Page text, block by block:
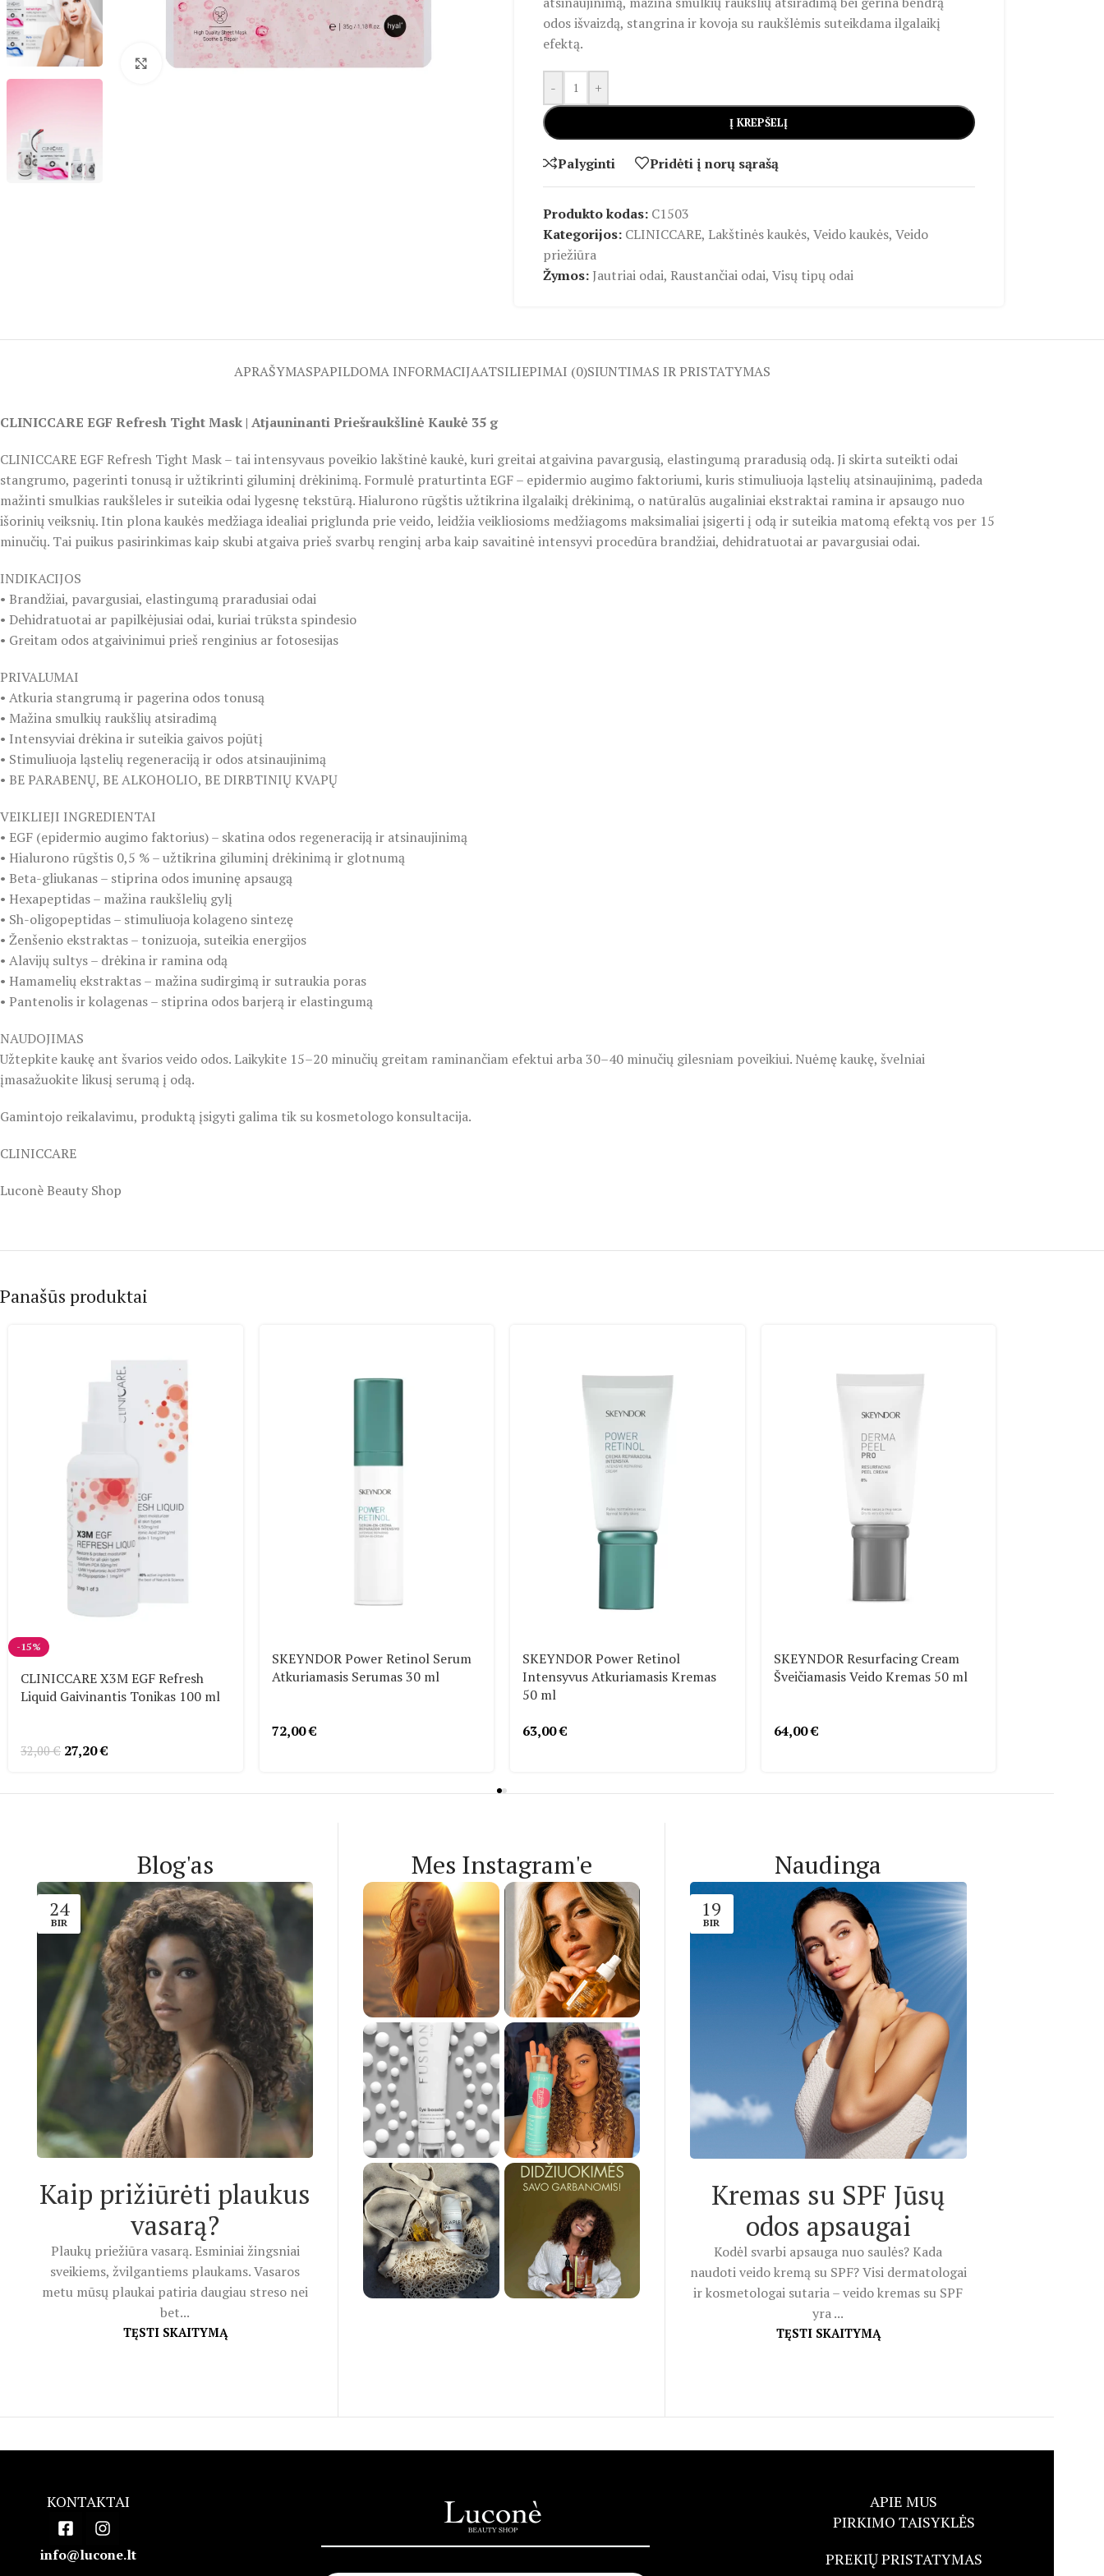
Spustelėkite, kad padidintumėte
odos išvaizdą, stangrina ir kovoja su raukšlėmis suteikdama ilgalaikį
efektą.
- +
Į KREPŠELĮ
Palyginti Pridėti į norų sąrašą
Produkto kodas: C1503
Kategorijos: CLINICCARE, Lakštinės kaukės, Veido kaukės, Veido
priežiūra
Žymos: Jautriai odai, Raustančiai odai, Visų tipų odai
APRAŠYMASPAPILDOMA INFORMACIJAATSILIEPIMAI (0)SIUNTIMAS IR PRISTATYMAS
CLINICCARE EGF Refresh Tight Mask | Atjauninanti Priešraukšlinė Kaukė 35 g
CLINICCARE EGF Refresh Tight Mask – tai intensyvaus poveikio lakštinė kaukė, kuri greitai atgaivina pavargusią, elastingumą praradusią odą. Ji skirta suteikti odai
stangrumo, pagerinti tonusą ir užtikrinti giluminį drėkinimą. Formulė praturtinta EGF – epidermio augimo faktoriumi, kuris stimuliuoja ląstelių atsinaujinimą, padeda
mažinti smulkias raukšleles ir suteikia odai lygesnę tekstūrą. Hialurono rūgštis užtikrina ilgalaikį drėkinimą, o natūralūs augaliniai ekstraktai ramina ir apsaugo nuo
išorinių veiksnių. Itin plona kaukės medžiaga idealiai priglunda prie veido, leidžia veikliosioms medžiagoms maksimaliai įsigerti į odą ir suteikia matomą efektą vos per 15
minučių. Tai puikus pasirinkimas kaip skubi atgaiva prieš svarbų renginį arba kaip savaitinė intensyvi procedūra brandžiai, dehidratuotai ar pavargusiai odai.
INDIKACIJOS
• Brandžiai, pavargusiai, elastingumą praradusiai odai
• Dehidratuotai ar papilkėjusiai odai, kuriai trūksta spindesio
• Greitam odos atgaivinimui prieš renginius ar fotosesijas
PRIVALUMAI
• Atkuria stangrumą ir pagerina odos tonusą
• Mažina smulkių raukšlių atsiradimą
• Intensyviai drėkina ir suteikia gaivos pojūtį
• Stimuliuoja ląstelių regeneraciją ir odos atsinaujinimą
• BE PARABENŲ, BE ALKOHOLIO, BE DIRBTINIŲ KVAPŲ
VEIKLIEJI INGREDIENTAI
• EGF (epidermio augimo faktorius) – skatina odos regeneraciją ir atsinaujinimą
• Hialurono rūgštis 0,5 % – užtikrina giluminį drėkinimą ir glotnumą
• Beta-gliukanas – stiprina odos imuninę apsaugą
• Hexapeptidas – mažina raukšlelių gylį
• Sh-oligopeptidas – stimuliuoja kolageno sintezę
• Ženšenio ekstraktas – tonizuoja, suteikia energijos
• Alavijų sultys – drėkina ir ramina odą
• Hamamelių ekstraktas – mažina sudirgimą ir sutraukia poras
• Pantenolis ir kolagenas – stiprina odos barjerą ir elastingumą
NAUDOJIMAS
Užtepkite kaukę ant švarios veido odos. Laikykite 15–20 minučių greitam raminančiam efektui arba 30–40 minučių gilesniam poveikiui. Nuėmę kaukę, švelniai
įmasažuokite likusį serumą į odą.
Gamintojo reikalavimu, produktą įsigyti galima tik su kosmetologo konsultacija.
CLINICCARE
Luconè Beauty Shop
Panašūs produktai
-15%
CLINICCARE X3M EGF Refresh
Liquid Gaivinantis Tonikas 100 ml
32,00€ 27,20€
SKEYNDOR Power Retinol Serum
Atkuriamasis Serumas 30 ml
72,00€
SKEYNDOR Power Retinol
Intensyvus Atkuriamasis Kremas
50 ml
63,00€
SKEYNDOR Resurfacing Cream
Šveičiamasis Veido Kremas 50 ml
64,00€
Blog'as
24
BIR
Kaip prižiūrėti plaukus
vasarą?
Plaukų priežiūra vasarą. Esminiai žingsniai
sveikiems, žvilgantiems plaukams. Vasaros
metu mūsų plaukai patiria daugiau streso nei
bet...
TĘSTI SKAITYMĄ
Mes Instagram'e Naudinga
19
BIR
Kremas su SPF Jūsų
odos apsaugai
Kodėl svarbi apsauga nuo saulės? Kada
naudoti veido kremą su SPF? Visi dermatologai
ir kosmetologai sutaria – veido kremas su SPF
yra ...
TĘSTI SKAITYMĄ
KONTAKTAI
info@lucone.lt
APIE MUS
PIRKIMO TAISYKLĖS
PREKIŲ PRISTATYMAS